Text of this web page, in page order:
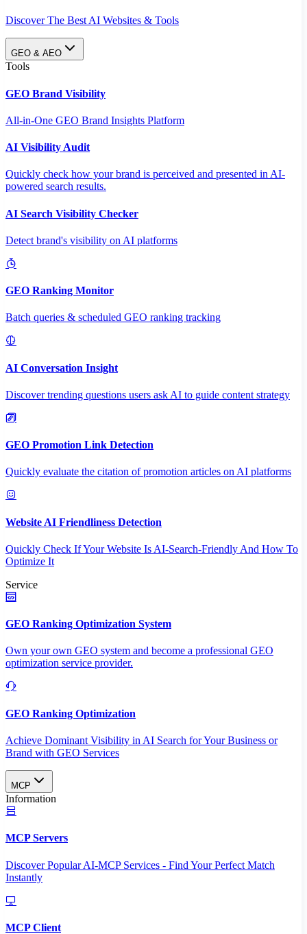
Discover The Best AI Websites & Tools
GEO & AEO
Tools
GEO Brand Visibility
All-in-One GEO Brand Insights Platform
AI Visibility Audit
Quickly check how your brand is perceived and presented in AI-
powered search results.
AI Search Visibility Checker
Detect brand's visibility on AI platforms
GEO Ranking Monitor
Batch queries & scheduled GEO ranking tracking
AI Conversation Insight
Discover trending questions users ask AI to guide content strategy
GEO Promotion Link Detection
Quickly evaluate the citation of promotion articles on AI platforms
Website AI Friendliness Detection
Quickly Check If Your Website Is AI-Search-Friendly And How To
Optimize It
Service
GEO Ranking Optimization System
Own your own GEO system and become a professional GEO
optimization service provider.
GEO Ranking Optimization
Achieve Dominant Visibility in AI Search for Your Business or
Brand with GEO Services​
MCP
Information
MCP Servers
Discover Popular AI-MCP Services - Find Your Perfect Match
Instantly
MCP Client